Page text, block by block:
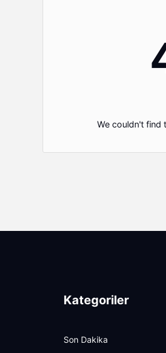
We couldn't find
Kategoriler
Son Dakika